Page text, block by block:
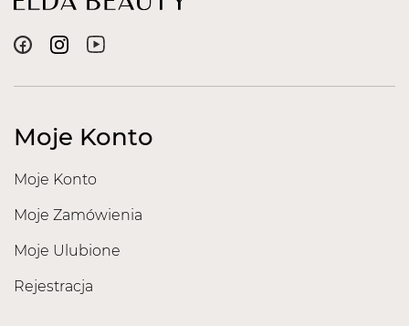
Moje Konto
Moje Konto
Moje Zamówienia
Moje Ulubione
Rejestracja